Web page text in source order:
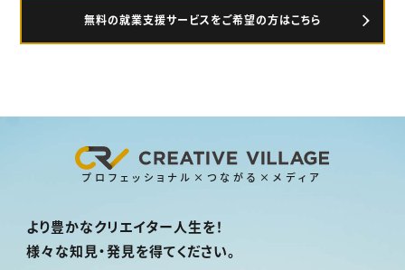
無料の就業支援サービスをご希望の方はこちら
プロフェッショナル×つながる×メディア
より豊かなクリエイター人生を！
様々な知見・発見を得てください。